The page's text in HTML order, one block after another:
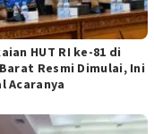
HUT RI ke-81 di
Resmi Dimulai, Ini
Acaranya